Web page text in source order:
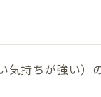
持ちが強い）